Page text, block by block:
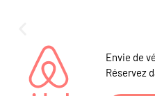
Envie de
Réservez